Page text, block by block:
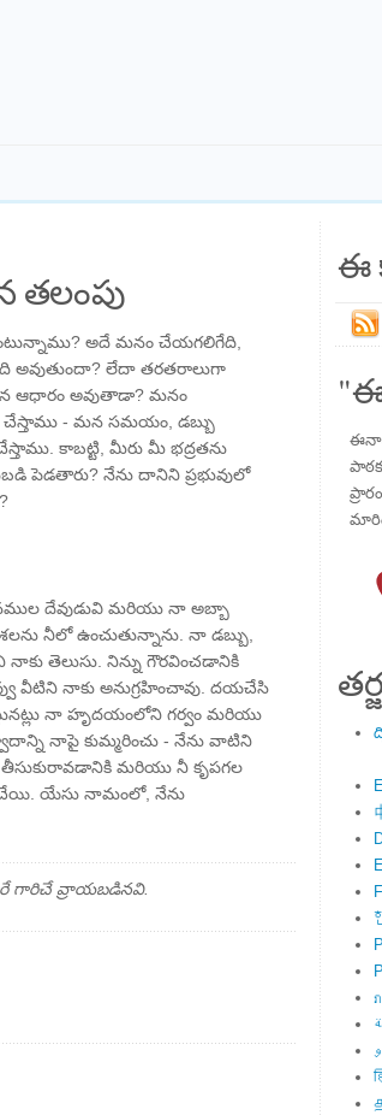
తలంపు
అదే మనం చేయగలిగేది,
అవుతుందా? లేదా తరతరాలుగా
ఆధారం అవుతాడా? మనం
- మన సమయం, డబ్బు
కాబట్టి, మీరు మీ భద్రతను
పెడతారు? నేను దానిని ప్రభువులో
దేవుడువి మరియు నా అబ్బా
నీలో ఉంచుతున్నాను. నా డబ్బు,
తెలుసు. నిన్ను గౌరవించడానికి
వీటిని నాకు అనుగ్రహించావు. దయచేసి
నా హృదయంలోని గర్వం మరియు
నాపై కుమ్మరించు - నేను వాటిని
మరియు నీ కృపగల
చేయి. యేసు నామంలో, నేను
గారిచే వ్రాయబడినవి.
ఈ
ఈనాటి